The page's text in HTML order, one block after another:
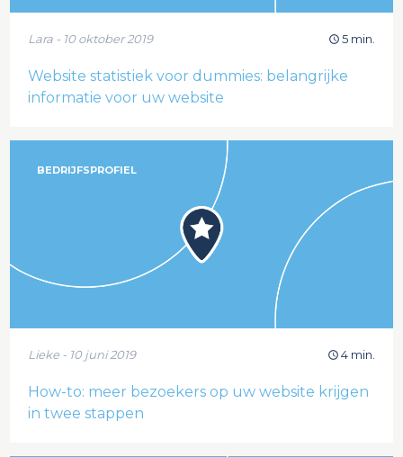
Lara - 10 oktober 2019 5 min.
Website statistiek voor dummies: belangrijke
informatie voor uw website
BEDRIJFSPROFIEL
Lieke - 10 juni 2019 4 min.
How-to: meer bezoekers op uw website krijgen
in twee stappen